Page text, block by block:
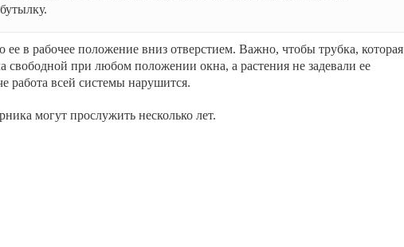
ее в рабочее положение вниз отверстием. Важно, чтобы трубка, которая
свободной при любом положении окна, а растения не задевали ее
работа всей системы нарушится.
могут прослужить несколько лет.